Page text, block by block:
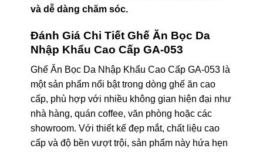
và dễ dàng chăm sóc.
Đánh Giá Chi Tiết Ghế Ăn Bọc Da
Nhập Khẩu Cao Cấp GA-053
Ghế Ăn Bọc Da Nhập Khẩu Cao Cấp GA-053 là
một sản phẩm nổi bật trong dòng ghế ăn cao
cấp, phù hợp với nhiều không gian hiện đại như
nhà hàng, quán coffee, văn phòng hoặc các
showroom. Với thiết kế đẹp mắt, chất liệu cao
cấp và độ bền vượt trội, sản phẩm này hứa hẹn